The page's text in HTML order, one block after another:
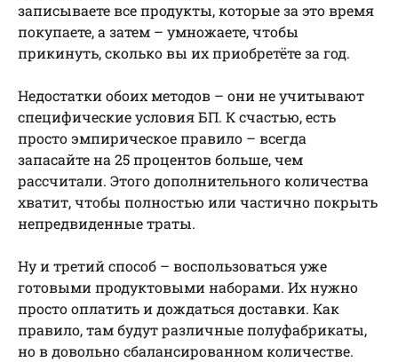
записываете все продукты, которые за это время
покупаете, а затем – умножаете, чтобы
прикинуть, сколько вы их приобретёте за год.
Недостатки обоих методов – они не учитывают
специфические условия БП. К счастью, есть
просто эмпирическое правило – всегда
запасайте на 25 процентов больше, чем
рассчитали. Этого дополнительного количества
хватит, чтобы полностью или частично покрыть
непредвиденные траты.
Ну и третий способ – воспользоваться уже
готовыми продуктовыми наборами. Их нужно
просто оплатить и дождаться доставки. Как
правило, там будут различные полуфабрикаты,
но в довольно сбалансированном количестве.